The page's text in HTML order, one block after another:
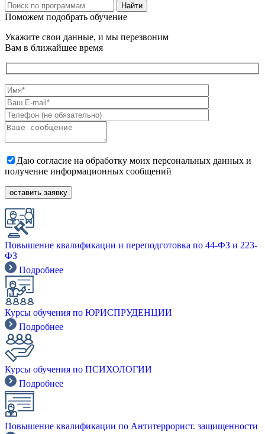
Поможем подобрать обучение
Укажите свои данные, и мы перезвоним
Вам в ближайшее время
Даю согласие на обработку моих персональных данных и
получение информационных сообщений
Повышение квалификации и переподготовка по 44-ФЗ и 223-
ФЗ
Подробнее
Курсы обучения по ЮРИСПРУДЕНЦИИ
Подробнее
Курсы обучения по ПСИХОЛОГИИ
Подробнее
Повышение квалификации по Антитеррорист. защищенности